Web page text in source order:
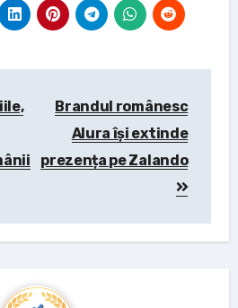
Brandul românesc
Alura își extinde
prezența pe Zalando